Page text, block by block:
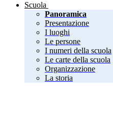
Scuola
Panoramica
Presentazione
I luoghi
Le persone
I numeri della scuola
Le carte della scuola
Organizzazione
La storia